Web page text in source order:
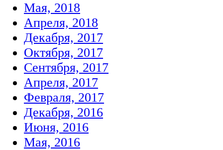
Мая, 2018
Апреля, 2018
Декабря, 2017
Октября, 2017
Сентября, 2017
Апреля, 2017
Февраля, 2017
Декабря, 2016
Июня, 2016
Мая, 2016